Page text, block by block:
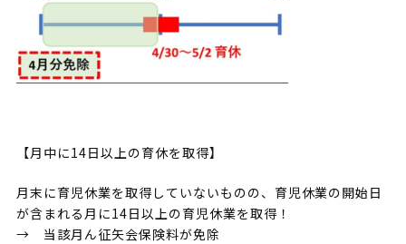
【月中に14日以上の育休を取得】
月末に育児休業を取得していないものの、育児休業の開始日
が含まれる月に14日以上の育児休業を取得！
→ 当該月ん征矢会保険料が免除